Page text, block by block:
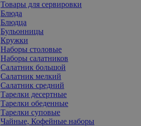
Товары для сервировки
Блюда
Блюдца
Бульонницы
Кружки
Наборы столовые
Наборы салатников
Салатник большой
Салатник мелкий
Салатник средний
Тарелки десертные
Тарелки обеденные
Тарелки суповые
Чайные, Кофейные наборы